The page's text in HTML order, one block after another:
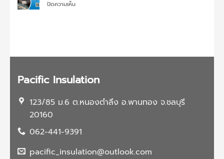
บน
อุด
ปิดความเห็นบน
พี
Pacific Insulation
123/85 ม.6 ต.หนองตำลึง อ.พานทอง จ.ชลบุรี
20160
062-441-9391
pacific_insulation@outlook.com